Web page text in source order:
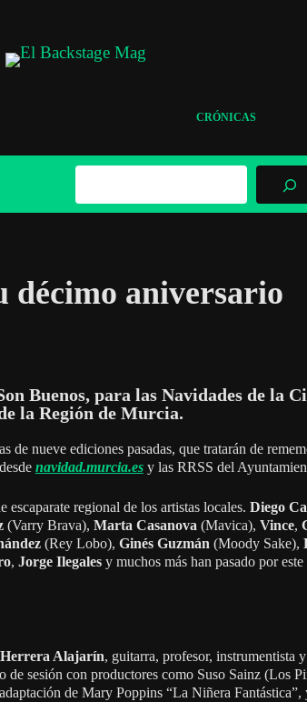
CRÓNICAS
B
c
décimo aniversario
Buenos, para las Navidades de la
la Región de Murcia.
nueve ediciones pasadas, que tratarán de
navidad.murcia.esy las RRSS del
regional de los artistas locales. Diego
(Varry Brava), Marta Casanova(Mavica), Vince,
(Rey Lobo), Ginés Guzmán (Moody Sake),
, Jorge Ilegalesy muchos más han pasado por
Alajarín, guitarra, profesor, instrumentista
sesión con productores como Suso Sainz (Los
de Mary Poppins “La Niñera